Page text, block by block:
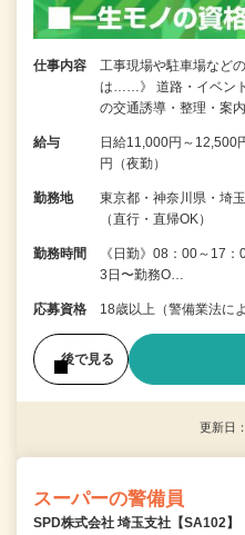
仕事内容
工事現場や駐車場など
は……》 道路・イベン
の交通誘導・整理・案
給与
日給11,000円～
円（夜勤）
勤務地
東京都・神奈川県・埼
（直行・直帰OK）
勤務時間
《日勤》08：00～17
3日〜勤務O…
応募資格 18歳以上（警備業法に
後で見る
更新日
スーパーの警備員
SPD株式会社 埼玉支社【SA102】